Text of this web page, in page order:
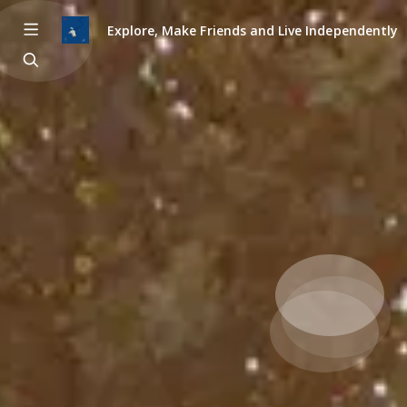
Explore, Make Friends and Live Independently